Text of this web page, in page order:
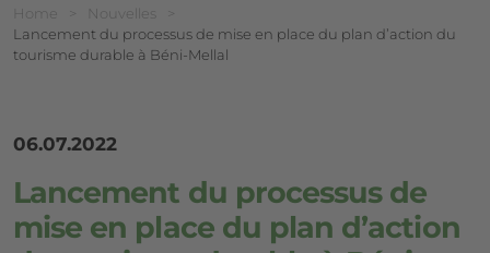
Breadcrumb
Vous êtes ici:
Home Nouvelles
Lancement du processus de mise en place du plan d’action du
tourisme durable à Béni-Mellal
06.07.2022
Lancement du processus de
mise en place du plan d’action